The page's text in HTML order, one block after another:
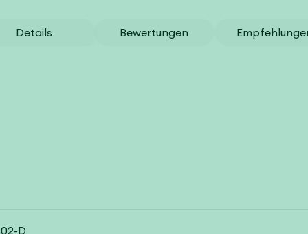
Details Bewertungen
D